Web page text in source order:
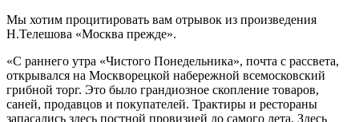
Мы хотим процитировать вам отрывок из произведения
Н.Телешова «Москва прежде».
«С раннего утра «Чистого Понедельника», почта с рассвета,
открывался на Москворецкой набережной всемосковский
грибной торг. Это было грандиозное скопление товаров,
саней, продавцов и покупателей. Трактиры и рестораны
запасались здесь постной провизией до самого лета. Здесь